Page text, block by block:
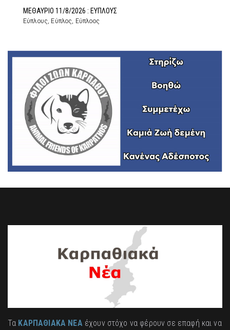
ΜΕΘΑΥΡΙΟ 11/8/2026 : ΕΥΠΛΟΥΣ
Εύπλους, Εύπλος, Εύπλοος
Τα ΚΑΡΠΑΘΙΑΚΑ ΝΕΑέχουν στόχο να φέρουν σε επαφή και να